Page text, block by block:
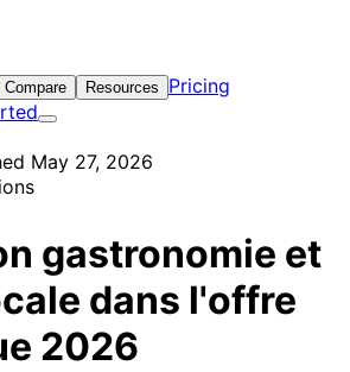
Compare Resources
Pricing
May 27, 2026
gastronomie et
dans l'offre
2026